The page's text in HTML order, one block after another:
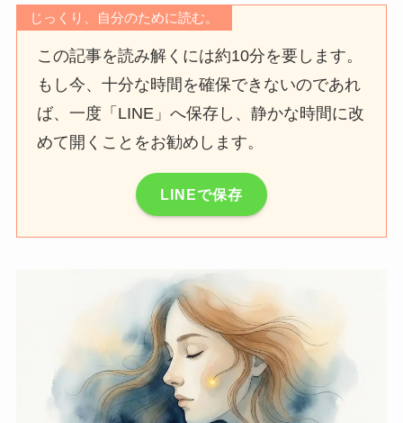
じっくり、自分のために読む。
この記事を読み解くには約10分を要します。
もし今、十分な時間を確保できないのであれ
ば、一度「LINE」へ保存し、静かな時間に改
めて開くことをお勧めします。
LINEで保存